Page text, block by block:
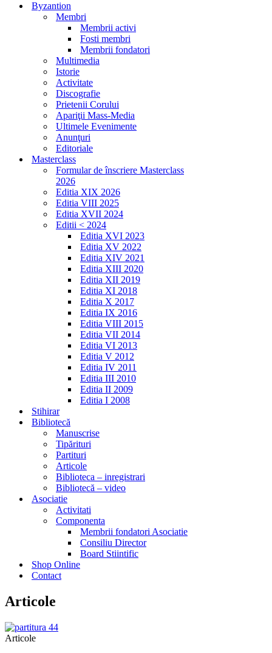
Byzantion
Membri
Membrii activi
Fosti membri
Membrii fondatori
Multimedia
Istorie
Activitate
Discografie
Prietenii Corului
Apariţii Mass-Media
Ultimele Evenimente
Anunţuri
Editoriale
Masterclass
Formular de înscriere Masterclass
2026
Editia XIX 2026
Editia VIII 2025
Editia XVII 2024
Editii < 2024
Editia XVI 2023
Editia XV 2022
Editia XIV 2021
Editia XIII 2020
Editia XII 2019
Editia XI 2018
Editia X 2017
Editia IX 2016
Editia VIII 2015
Editia VII 2014
Editia VI 2013
Editia V 2012
Editia IV 2011
Editia III 2010
Editia II 2009
Editia I 2008
Stihirar
Bibliotecă
Manuscrise
Tipărituri
Partituri
Articole
Biblioteca – inregistrari
Bibliotecă – video
Asociatie
Activitati
Componenta
Membrii fondatori Asociatie
Consiliu Director
Board Stiintific
Shop Online
Contact
Articole
Articole